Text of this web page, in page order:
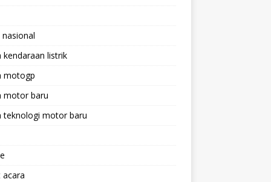
kendaraan listrik
motogp
motor baru
teknologi motor baru
acara